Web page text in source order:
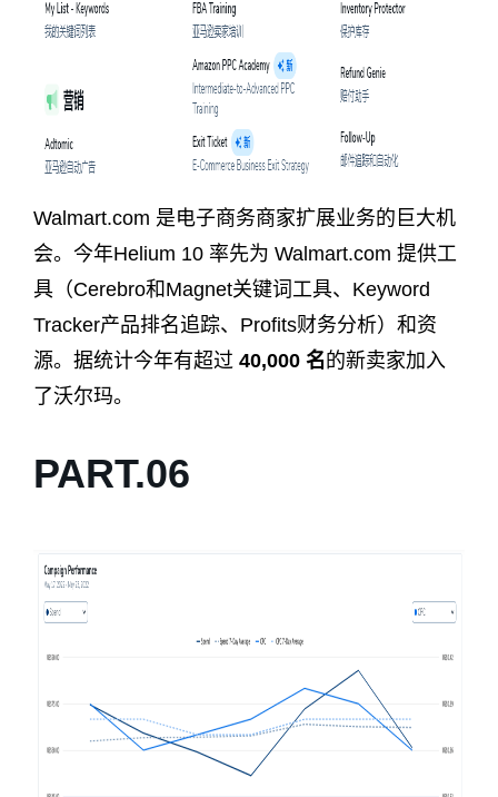
Walmart.com 是电子商务商家扩展业务的巨大机
会。今年Helium 10 率先为 Walmart.com 提供工
具（Cerebro和Magnet关键词工具、Keyword
Tracker产品排名追踪、Profits财务分析）和资
源。据统计今年有超过 40,000 名 的新卖家加入
了沃尔玛。
PART.06